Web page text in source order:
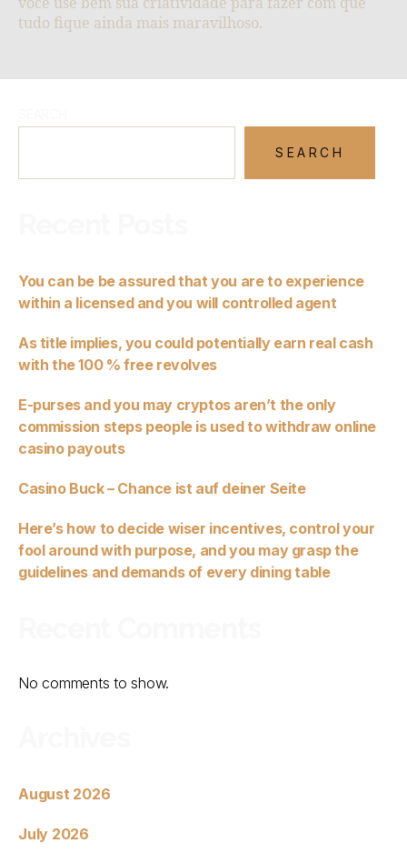
tudo fique ainda mais maravilhoso.
SEARCH
You can be be assured that you are to experience
within a licensed and you will controlled agent
As title implies, you could potentially earn real cash
with the 100 % free revolves
E-purses and you may cryptos aren’t the only
commission steps people is used to withdraw online
casino payouts
Casino Buck – Chance ist auf deiner Seite
Here’s how to decide wiser incentives, control your
fool around with purpose, and you may grasp the
guidelines and demands of every dining table
No comments to show.
August 2026
July 2026